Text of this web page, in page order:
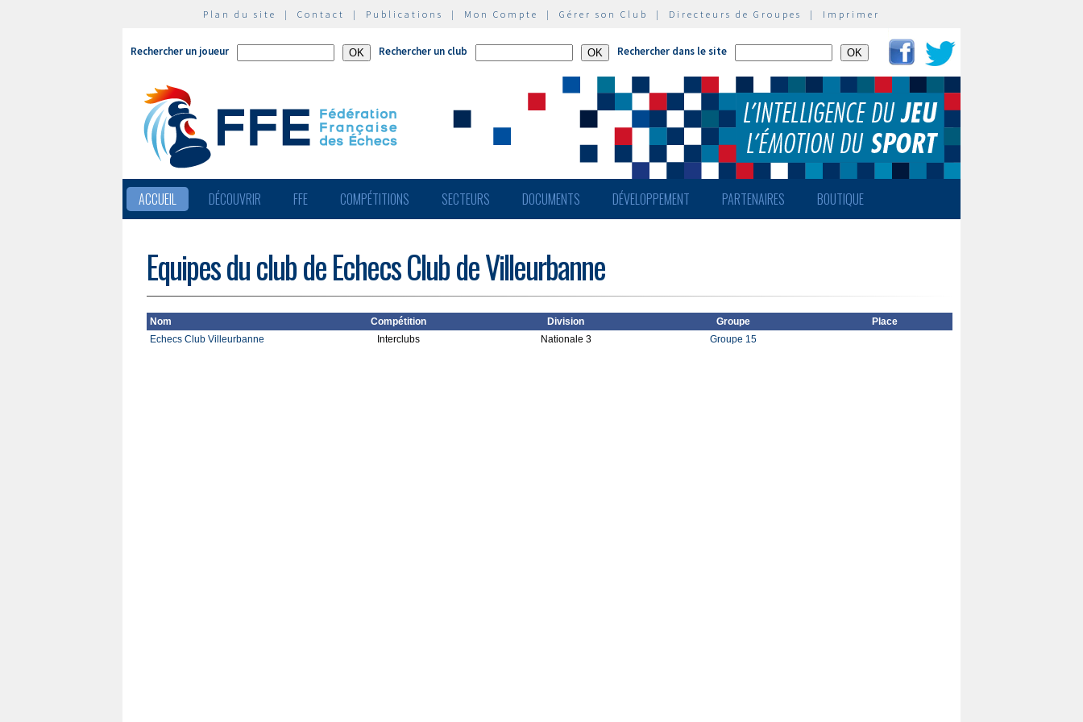
Plan du site | Contact | Publications | Mon Compte | Gérer son Club | Directeurs de Groupes | Imprimer
Rechercher un joueur Rechercher un club Rechercher dans le site
ACCUEIL DÉCOUVRIR FFE COMPÉTITIONS SECTEURS DOCUMENTS DÉVELOPPEMENT PARTENAIRES BOUTIQUE
Equipes du club de Echecs Club de Villeurbanne
Nom Compétition Division Groupe
Place
Echecs Club Villeurbanne
Interclubs Nationale 3 Groupe 15